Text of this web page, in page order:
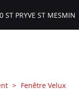
ST PRYVE ST MESMIN
Fenêtre Velux